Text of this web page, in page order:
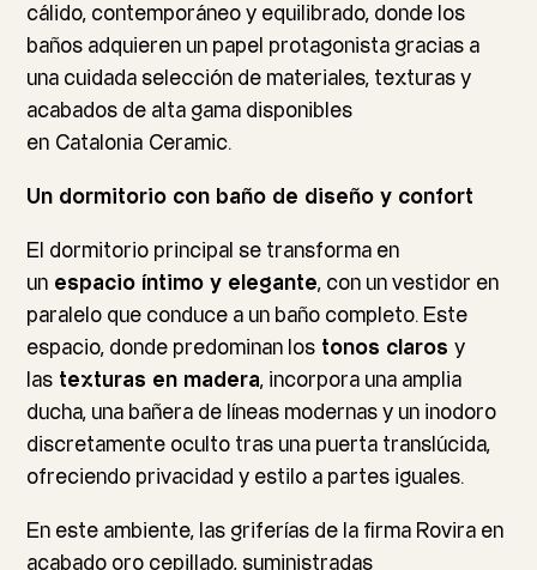
cálido, contemporáneo y equilibrado, donde los
baños adquieren un papel protagonista gracias a
una cuidada selección de materiales, texturas y
acabados de alta gama disponibles
en Catalonia Ceramic.
Un dormitorio con baño de diseño y confort
El dormitorio principal se transforma en
un espacio íntimo y elegante, con un vestidor en
paralelo que conduce a un baño completo. Este
espacio, donde predominan los tonos claros y
las texturas en madera, incorpora una amplia
ducha, una bañera de líneas modernas y un inodoro
discretamente oculto tras una puerta translúcida,
ofreciendo privacidad y estilo a partes iguales.
En este ambiente, las griferías de la firma Rovira en
acabado oro cepillado, suministradas